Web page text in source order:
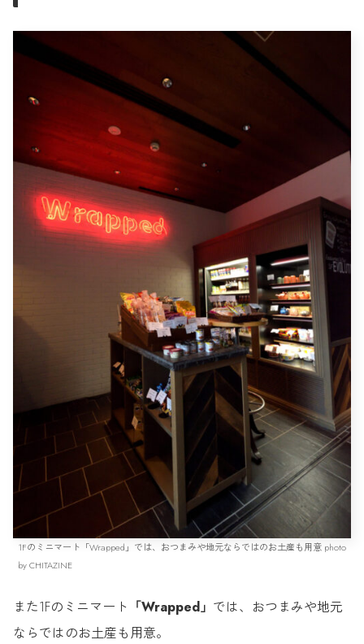
1Fのミニマート「Wrapped」では、おつまみや地元ならではのお土産も用意 photo
by CHITAZINE
また1Fのミニマート 「Wrapped」 では、おつまみや地元
ならではのお土産も用意。